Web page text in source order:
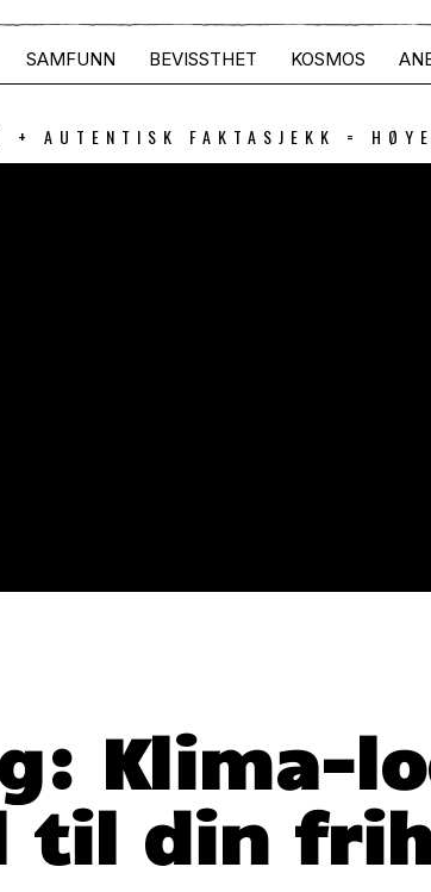
SAMFUNN BEVISSTHET KOSMOS
+ AUTENTISK FAKTASJEKK =
Klima-
til din